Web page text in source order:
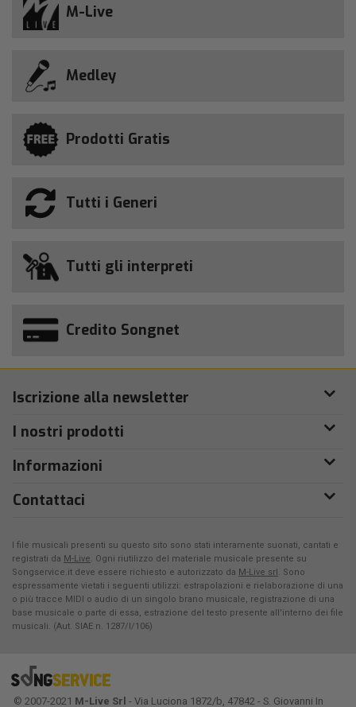
M-Live
Medley
Prodotti Gratis
Tutti i Generi
Tutti gli interpreti
Credito Songnet
Iscrizione alla newsletter
I nostri prodotti
Informazioni
Contattaci
I file musicali presenti su questo sito sono stati interamente suonati, cantati e
registrati da M-Live. Ogni riutilizzo del materiale musicale presente su
Songservice.it deve essere richiesto e autorizzato da M-Live srl. Sono
espressamente vietati i seguenti utilizzi: estrapolazioni e rielaborazione di una
o più tracce MIDI o audio di un singolo brano musicale, registrazione di una
base musicale o parte di essa, estrazione del testo presente all'interno dei file
musicali. (Aut. SIAE n. 1287/I/106)
© 2007-2021 M-Live Srl - Via Luciona 1872/b, 47842 - S. Giovanni In